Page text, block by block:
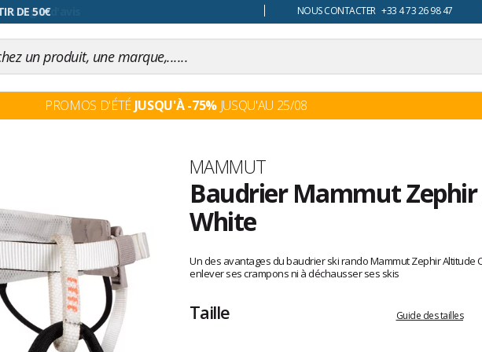
changer d'avis NOUS CONTACTER +33 4 73 26 98 47
PROMOS D'ÉTÉ JUSQU'À -75%JUSQU'AU 25/08
Marque
MAMMUT
Baudrier Mammut
White
avis
clients
Un des avantages du baudrier ski rando Mammut Zephir Altitude
enlever ses crampons ni à déchausser ses skis
Taille Guide des tailles